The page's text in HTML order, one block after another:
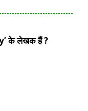
के लेखक हैं ?